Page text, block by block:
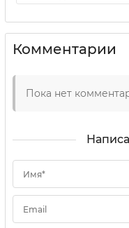
Комментарии
Пока нет
Имя*
Email